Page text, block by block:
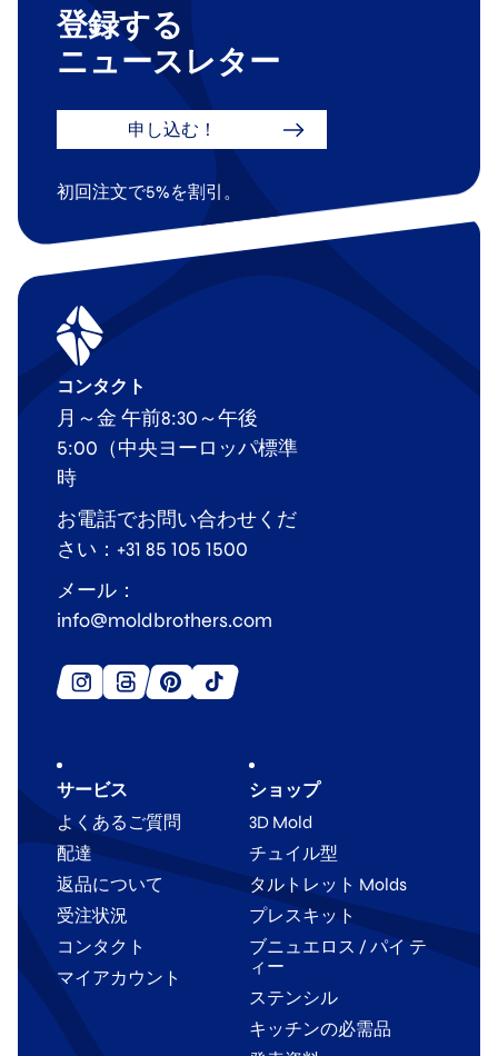
登録する
ニュースレター
申し込む！
初回注文で5%を割引。
サービス
よくあるご質問
配達
返品について
受注状況
コンタクト
マイアカウント
ショップ
3D Mold
チュイル型
タルトレット Molds
プレスキット
ブニュエロス / パイ テ
ィー
ステンシル
キッチンの必需品
コンタクト
月～金 午前8:30～午後
5:00（中央ヨーロッパ標準
時
お電話でお問い合わせくだ
さい：+31 85 105 1500
メール：
info@moldbrothers.com